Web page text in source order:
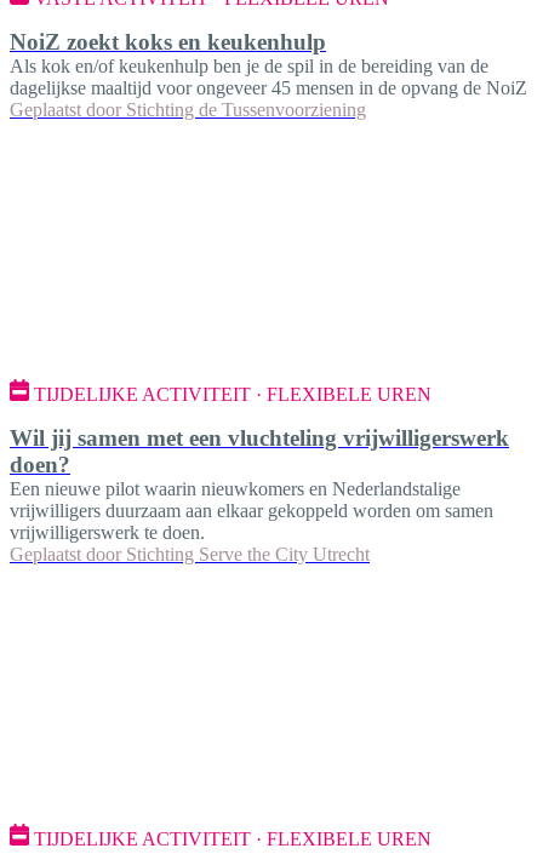
NoiZ zoekt koks en keukenhulp
Als kok en/of keukenhulp ben je de spil in de bereiding van de
dagelijkse maaltijd voor ongeveer 45 mensen in de opvang de NoiZ
Geplaatst door Stichting de Tussenvoorziening
TIJDELIJKE ACTIVITEIT · FLEXIBELE UREN
Wil jij samen met een vluchteling vrijwilligerswerk
doen?
Een nieuwe pilot waarin nieuwkomers en Nederlandstalige
vrijwilligers duurzaam aan elkaar gekoppeld worden om samen
vrijwilligerswerk te doen.
Geplaatst door Stichting Serve the City Utrecht
TIJDELIJKE ACTIVITEIT · FLEXIBELE UREN